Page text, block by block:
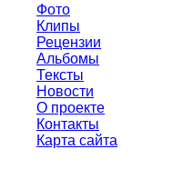
Фото
Клипы
Рецензии
Альбомы
Тексты
Новости
О проекте
Контакты
Карта сайта